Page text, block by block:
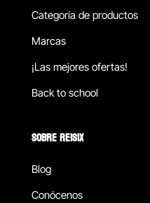
Categoría de productos
Marcas
¡Las mejores ofertas!
Back to school
SOBRE REISIX
Blog
Conócenos